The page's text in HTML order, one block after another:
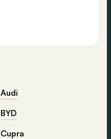
Audi
BYD
Cupra